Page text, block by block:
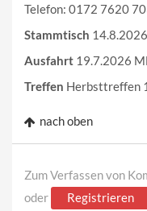
Telefon: 0172 7620
Stammtisch
Ausfahrt 19.7.2026
Treffen Herbsttreffen
nach oben
Zum Verfassen von
oder
Registrieren